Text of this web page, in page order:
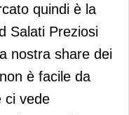
quindi è la
Salati Preziosi
nostra share dei
è facile da
ci vede